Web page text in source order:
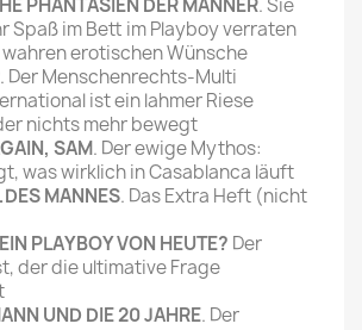
PHANTASIEN DER MÄNNER. Sie
Spaß im Bett im Playboy verraten
erotischen Wünsche
. Der Menschenrechts-Multi
ist ein lahmer Riese
nichts mehr bewegt
SAM. Der ewige Mythos:
was wirklich in Casablanca läuft
DES MANNES. Das Extra Heft (nicht
PLAYBOY VON HEUTE? Der
der die ultimative Frage
UND DIE 20 JAHRE. Der